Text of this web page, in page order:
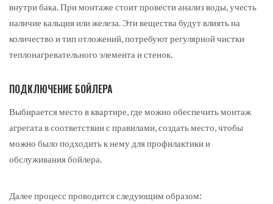
внутри бака. При монтаже стоит провести анализ воды, учесть
наличие кальция или железа. Эти вещества будут влиять на
количество и тип отложений, потребуют регулярной чистки
теплонагревательного элемента и стенок.
ПОДКЛЮЧЕНИЕ БОЙЛЕРА
Выбирается место в квартире, где можно обеспечить монтаж
агрегата в соответствии с правилами, создать место, чтобы
можно было подходить к нему для профилактики и
обслуживания бойлера.
Далее процесс проводится следующим образом: